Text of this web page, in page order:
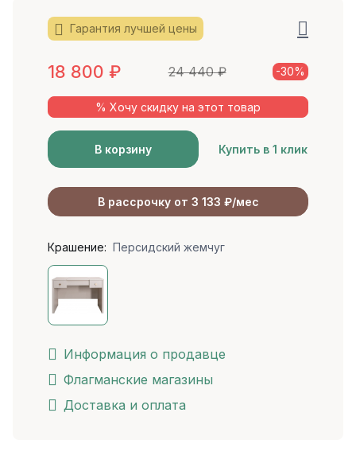
Гарантия лучшей цены
18 800 ₽ 24 440₽ -30%
% Хочу скидку на этот товар
В корзину Купить в 1 клик
В рассрочку от 3 133 ₽/мес
Крашение: Персидский жемчуг
Информация о продавце
Флагманские магазины
Доставка и оплата